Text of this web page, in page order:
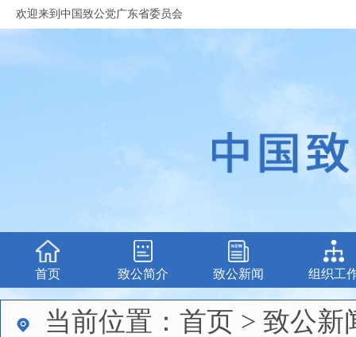
欢迎来到中国致公党广东省委员会
首页 致公简介 致公新闻 组织工
当前位置：首页 > 致公新